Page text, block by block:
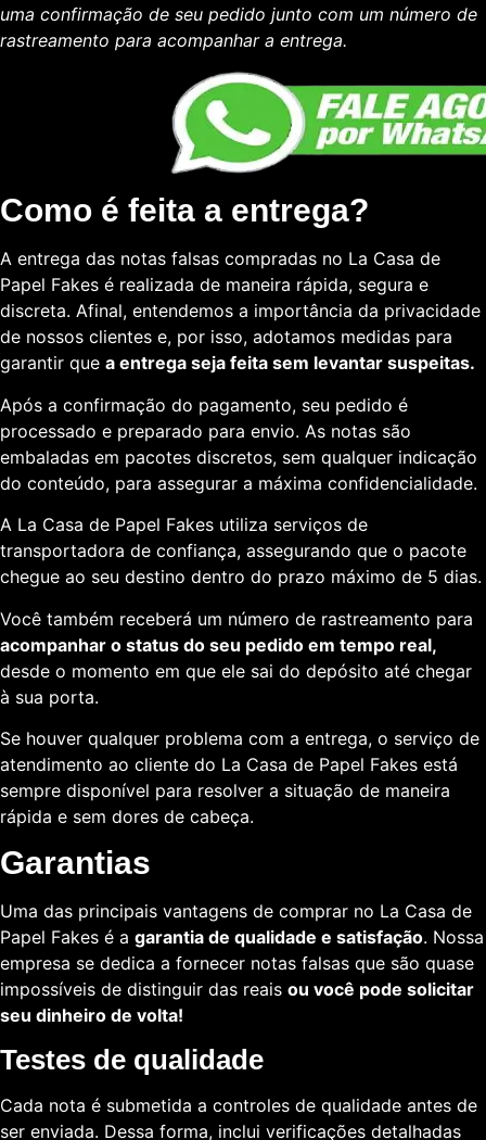
uma confirmação de seu pedido junto com um número de
rastreamento para acompanhar a entrega.
Como é feita a entrega?
A entrega das notas falsas compradas no La Casa de
Papel Fakes é realizada de maneira rápida, segura e
discreta. Afinal, entendemos a importância da privacidade
de nossos clientes e, por isso, adotamos medidas para
garantir que a entrega seja feita sem levantar suspeitas.
Após a confirmação do pagamento, seu pedido é
processado e preparado para envio. As notas são
embaladas em pacotes discretos, sem qualquer indicação
do conteúdo, para assegurar a máxima confidencialidade.
A La Casa de Papel Fakes utiliza serviços de
transportadora de confiança, assegurando que o pacote
chegue ao seu destino dentro do prazo máximo de 5 dias.
Você também receberá um número de rastreamento para
acompanhar o status do seu pedido em tempo real,
desde o momento em que ele sai do depósito até chegar
à sua porta.
Se houver qualquer problema com a entrega, o serviço de
atendimento ao cliente do La Casa de Papel Fakes está
sempre disponível para resolver a situação de maneira
rápida e sem dores de cabeça.
Garantias
Uma das principais vantagens de comprar no La Casa de
Papel Fakes é a garantia de qualidade e satisfação. Nossa
empresa se dedica a fornecer notas falsas que são quase
impossíveis de distinguir das reais ou você pode solicitar
seu dinheiro de volta!
Testes de qualidade
Cada nota é submetida a controles de qualidade antes de
ser enviada. Dessa forma, inclui verificações detalhadas